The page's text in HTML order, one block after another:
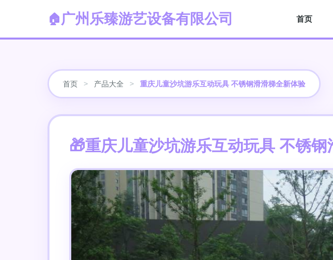
广州乐臻游艺设备有限公司 首页
首页 > 产品大全 > 重庆儿童沙坑游乐互动玩具 不锈钢滑滑梯全新体验
重庆儿童沙坑游乐互动玩具 不锈钢